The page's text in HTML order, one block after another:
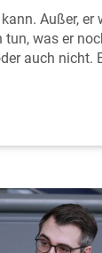
Außer, er
was er
auch nicht.